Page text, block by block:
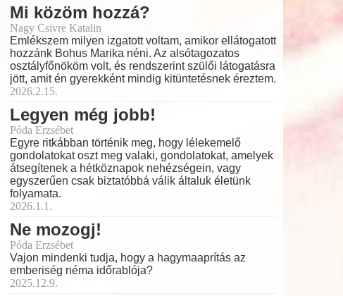
Mi közöm hozzá?
Nagy Csivre Katalin
Emlékszem milyen izgatott voltam, amikor ellátogatott
hozzánk Bohus Marika néni. Az alsótagozatos
osztályfőnököm volt, és rendszerint szülői látogatásra
jött, amit én gyerekként mindig kitüntetésnek éreztem.
2026.2.15.
Legyen még jobb!
Póda Erzsébet
Egyre ritkábban történik meg, hogy lélekemelő
gondolatokat oszt meg valaki, gondolatokat, amelyek
átsegítenek a hétköznapok nehézségein, vagy
egyszerűen csak biztatóbbá válik általuk életünk
folyamata.
2026.1.1.
Ne mozogj!
Póda Erzsébet
Vajon mindenki tudja, hogy a hagymaaprítás az
emberiség néma időrablója?
2025.12.9.